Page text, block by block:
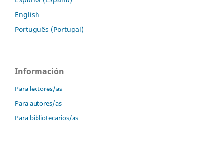
English
Português (Portugal)
Información
Para lectores/as
Para autores/as
Para bibliotecarios/as